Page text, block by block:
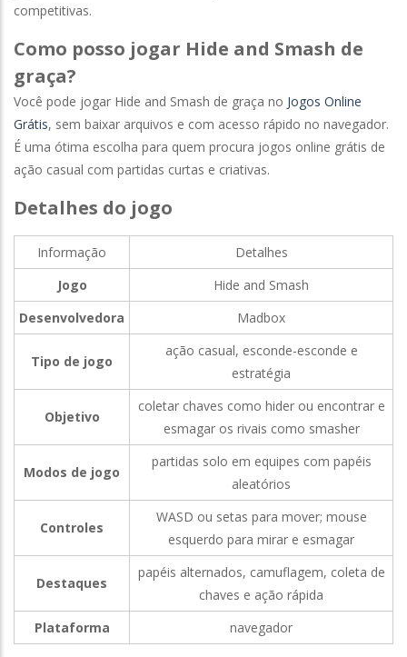
competitivas.
Como posso jogar Hide and Smash de
graça?
Você pode jogar Hide and Smash de graça no Jogos Online
Grátis, sem baixar arquivos e com acesso rápido no navegador.
É uma ótima escolha para quem procura jogos online grátis de
ação casual com partidas curtas e criativas.
Detalhes do jogo
Informação
Detalhes
Jogo
Hide and Smash
Desenvolvedora
Madbox
Tipo de jogo
ação casual, esconde-esconde e
estratégia
Objetivo
coletar chaves como hider ou encontrar e
esmagar os rivais como smasher
Modos de jogo
partidas solo em equipes com papéis
aleatórios
Controles
WASD ou setas para mover; mouse
esquerdo para mirar e esmagar
Destaques
papéis alternados, camuflagem, coleta de
chaves e ação rápida
Plataforma
navegador